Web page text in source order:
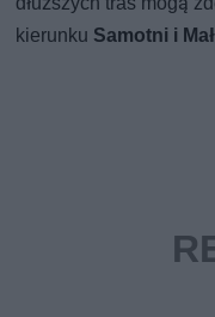
kierunku Samotni i